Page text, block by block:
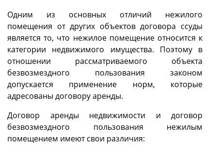
Одним из основных отличий нежилого
помещения от других объектов договора ссуды
является то, что нежилое помещение относится к
категории недвижимого имущества. Поэтому в
отношении рассматриваемого объекта
безвозмездного пользования законом
допускается применение норм, которые
адресованы договору аренды.
Договор аренды недвижимости и договор
безвозмездного пользования нежилым
помещением имеют свои различия: